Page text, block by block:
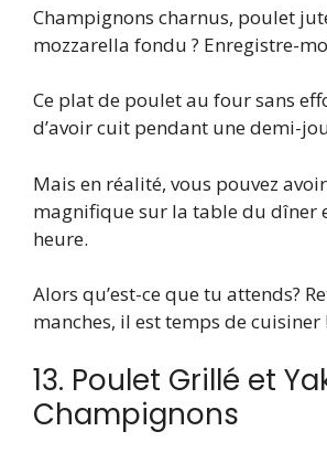
Champignons charnus, poulet
mozzarella fondu ? Enregistre-
Ce plat de poulet au four sans
d’avoir cuit pendant une demi-
Mais en réalité, vous pouvez
magnifique sur la table du dîner
heure.
Alors qu’est-ce que tu attends?
manches, il est temps de cuisiner
13. Poulet Grillé et
Champignons